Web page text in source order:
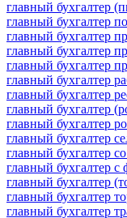
главный бухгалтер
главный бухгалтер
главный бухгалтер
главный бухгалтер
главный бухгалтер
главный бухгалтер
главный бухгалтер
главный бухгалтер
главный бухгалтер
главный бухгалтер
главный бухгалтер
главный бухгалтер
главный бухгалтер
главный бухгалтер
главный бухгалтер